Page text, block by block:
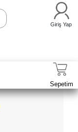
Giriş Yap
Sepetim